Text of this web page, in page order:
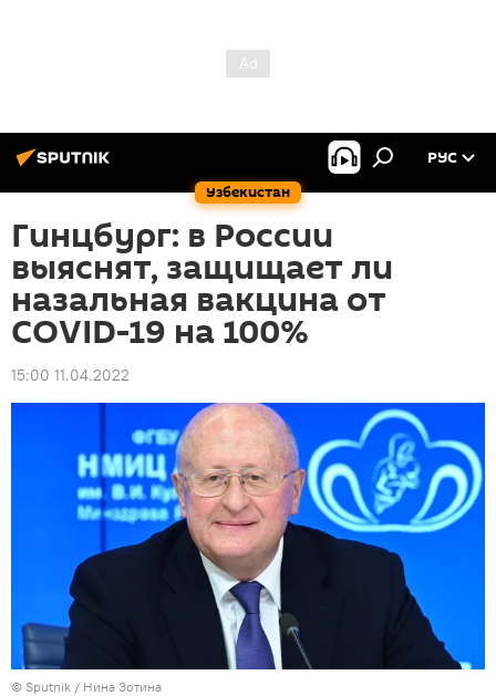
Узбекистан
РУС
Гинцбург: в России
выяснят, защищает ли
назальная вакцина от
COVID-19 на 100%
15:00 11.04.2022
© Sputnik / Нина Зотина